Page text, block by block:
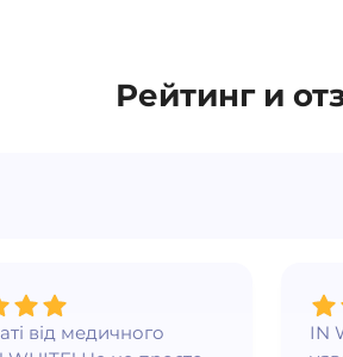
Рейтинг и
від медичного
IN